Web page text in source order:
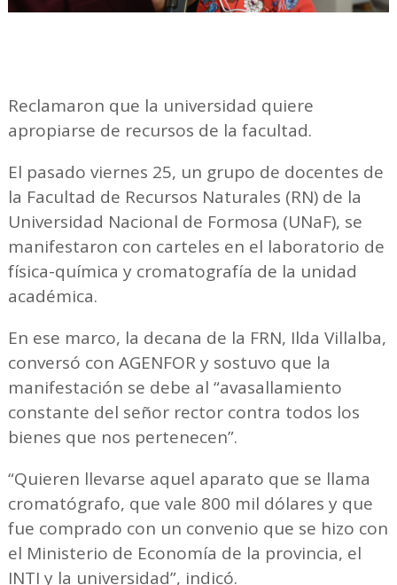
Reclamaron que la universidad quiere
apropiarse de recursos de la facultad.
El pasado viernes 25, un grupo de docentes de
la Facultad de Recursos Naturales (RN) de la
Universidad Nacional de Formosa (UNaF), se
manifestaron con carteles en el laboratorio de
física-química y cromatografía de la unidad
académica.
En ese marco, la decana de la FRN, Ilda Villalba,
conversó con AGENFOR y sostuvo que la
manifestación se debe al “avasallamiento
constante del señor rector contra todos los
bienes que nos pertenecen”.
“Quieren llevarse aquel aparato que se llama
cromatógrafo, que vale 800 mil dólares y que
fue comprado con un convenio que se hizo con
el Ministerio de Economía de la provincia, el
INTI y la universidad”, indicó.